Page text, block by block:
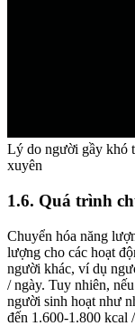
Lý do người gầy khó
xuyên
1.6. Quá trình
Chuyển hóa năng
lượng cho các hoạt
người khác, ví dụ
/ ngày. Tuy nhiên,
người sinh hoạt như
đến 1.600-1.800 kcal